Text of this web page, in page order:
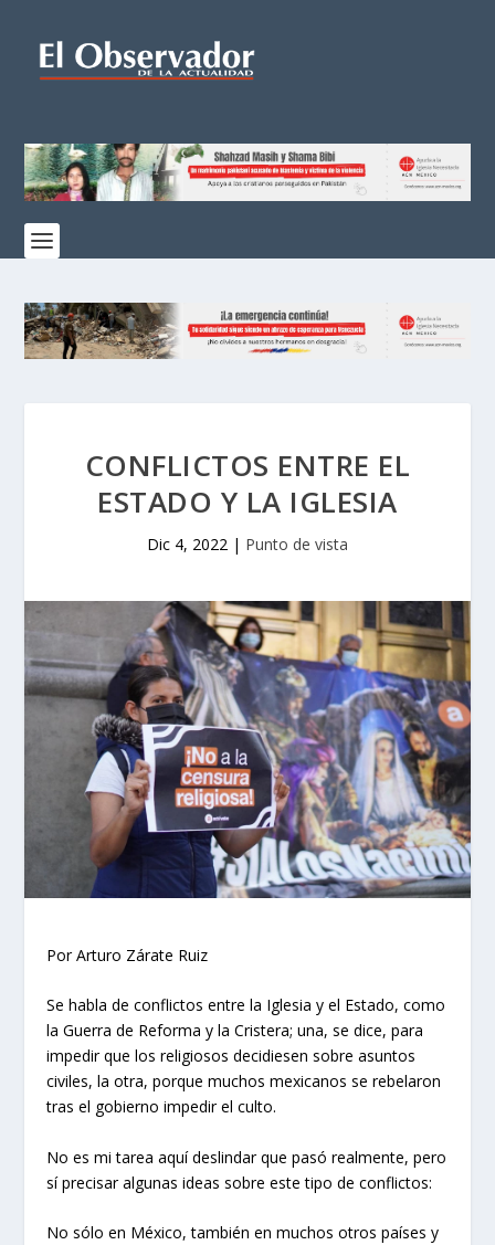
CONFLICTOS ENTRE EL
ESTADO Y LA IGLESIA
Dic 4, 2022 | Punto de vista
Por Arturo Zárate Ruiz
Se habla de conflictos entre la Iglesia y el Estado, como
la Guerra de Reforma y la Cristera; una, se dice, para
impedir que los religiosos decidiesen sobre asuntos
civiles, la otra, porque muchos mexicanos se rebelaron
tras el gobierno impedir el culto.
No es mi tarea aquí deslindar que pasó realmente, pero
sí precisar algunas ideas sobre este tipo de conflictos:
No sólo en México, también en muchos otros países y